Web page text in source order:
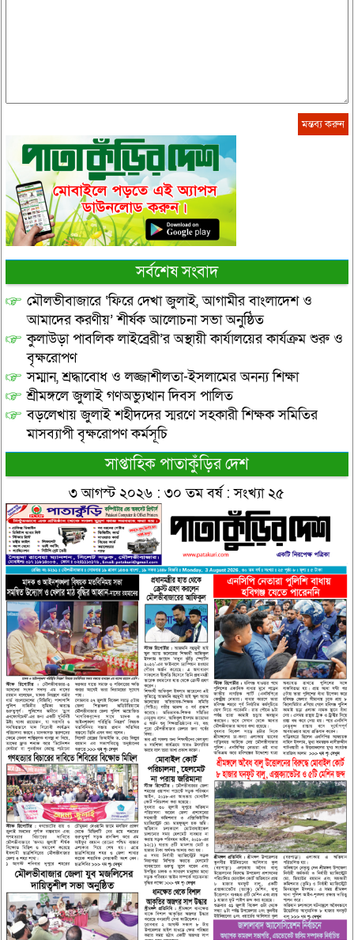
সর্বশেষ সংবাদ
মৌলভীবাজারে ‘ফিরে দেখা জুলাই, আগামীর বাংলাদেশ ও
আমাদের করণীয়’ শীর্ষক আলোচনা সভা অনুষ্ঠিত
কুলাউড়া পাবলিক লাইব্রেরী’র অস্থায়ী কার্যালয়ের কার্যক্রম শুরু ও
বৃক্ষরোপণ
সম্মান, শ্রদ্ধাবোধ ও লজ্জাশীলতা-ইসলামের অনন্য শিক্ষা
শ্রীমঙ্গলে জুলাই গণঅভ্যুত্থান দিবস পালিত
বড়লেখায় জুলাই শহীদদের স্মরণে সহকারী শিক্ষক সমিতির
মাসব্যাপী বৃক্ষরোপণ কর্মসূচি
সাপ্তাহিক পাতাকুঁড়ির দেশ
৩ আগস্ট ২০২৬ : ৩০ তম বর্ষ : সংখ্যা ২৫